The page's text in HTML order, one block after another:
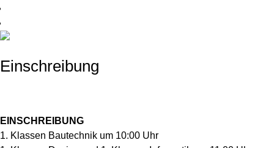
Einschreibung
EINSCHREIBUNG
1. Klassen Bautechnik um 10:00 Uhr